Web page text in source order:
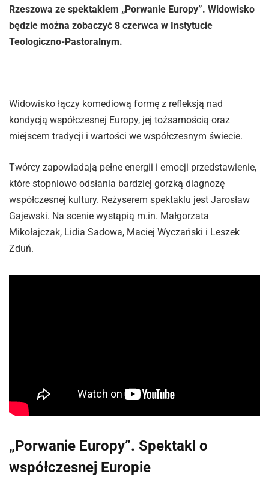
Rzeszowa ze spektaklem „Porwanie Europy”. Widowisko
będzie można zobaczyć 8 czerwca w Instytucie
Teologiczno-Pastoralnym.
Widowisko łączy komediową formę z refleksją nad
kondycją współczesnej Europy, jej tożsamością oraz
miejscem tradycji i wartości we współczesnym świecie.
Twórcy zapowiadają pełne energii i emocji przedstawienie,
które stopniowo odsłania bardziej gorzką diagnozę
współczesnej kultury. Reżyserem spektaklu jest Jarosław
Gajewski. Na scenie wystąpią m.in. Małgorzata
Mikołajczak, Lidia Sadowa, Maciej Wyczański i Leszek
Zduń.
„Porwanie Europy”. Spektakl o
współczesnej Europie